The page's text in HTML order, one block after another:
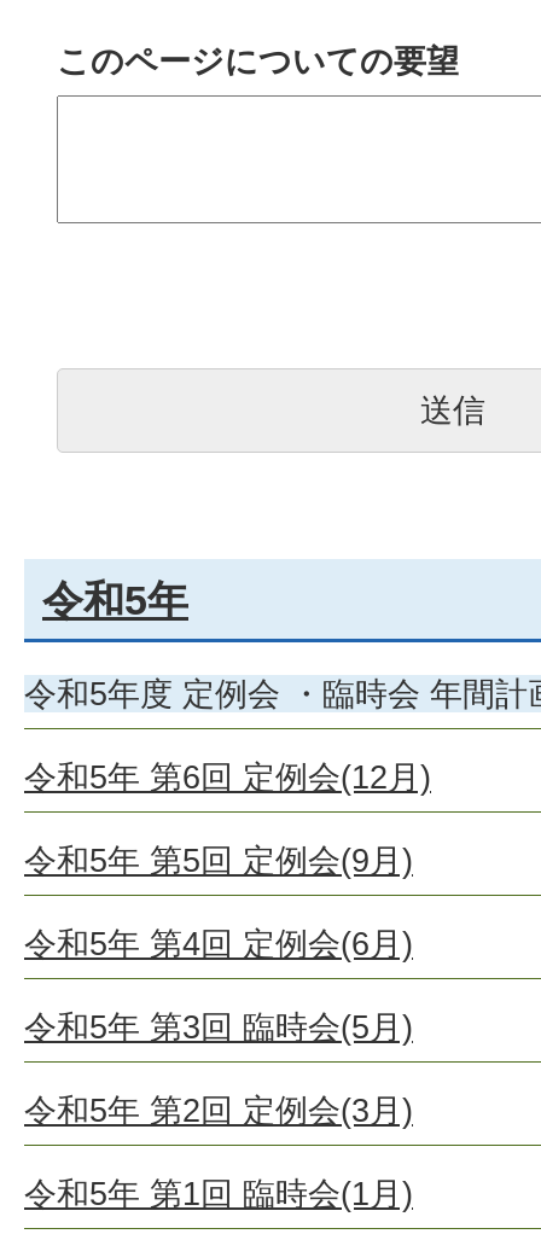
このページについての要望
令和5年
令和5年度 定例会 ・臨時会 年間計
令和5年 第6回 定例会(12月)
令和5年 第5回 定例会(9月)
令和5年 第4回 定例会(6月)
令和5年 第3回 臨時会(5月)
令和5年 第2回 定例会(3月)
令和5年 第1回 臨時会(1月)